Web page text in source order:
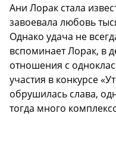
Ани Лорак стала
завоевала любовь
Однако удача не
вспоминает Лорак, в
отношения с
участия в конкурсе
обрушилась слава,
тогда много